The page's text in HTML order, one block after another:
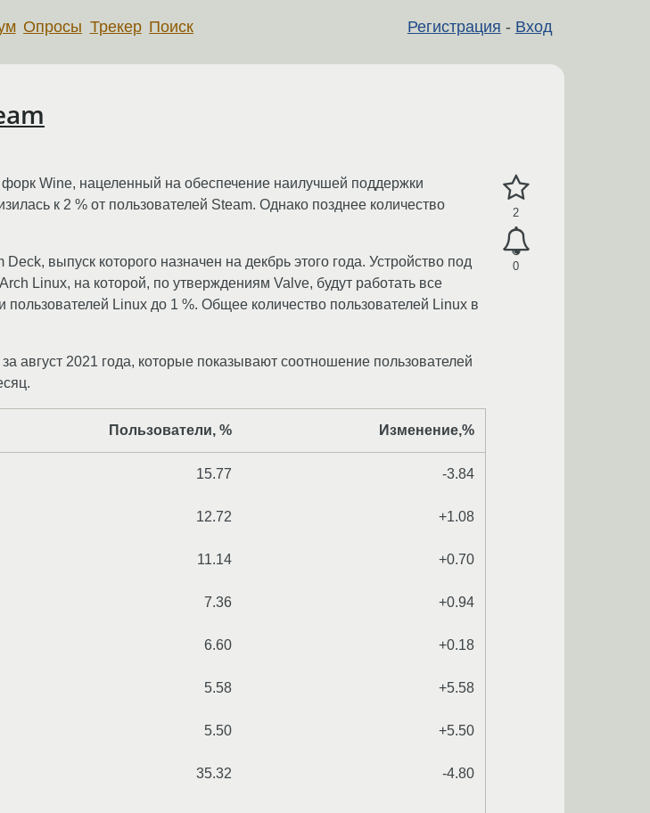
Регистрация - Вход
Опросы Трекер Поиск
2
0
Wine, нацеленный на обеспечение наилучшей поддержки
к 2 % от пользователей Steam. Однако позднее количество
выпуск которого назначен на декбрь этого года. Устройство под
Linux, на которой, по утверждениям Valve, будут работать все
Linux до 1 %. Общее количество пользователей Linux в
август 2021 года, которые показывают соотношение пользователей
Пользователи, % Изменение,%
15.77 -3.84
12.72 +1.08
11.14 +0.70
7.36 +0.94
6.60 +0.18
5.58 +5.58
5.50 +5.50
35.32 -4.80